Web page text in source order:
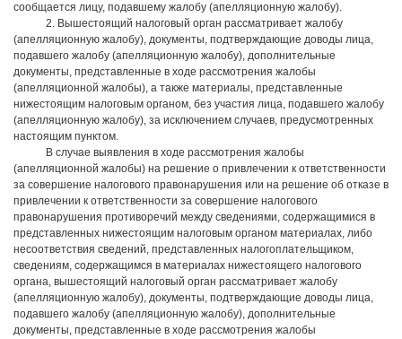
сообщается лицу, подавшему жалобу (апелляционную жалобу).
2. Вышестоящий налоговый орган рассматривает жалобу
(апелляционную жалобу), документы, подтверждающие доводы лица,
подавшего жалобу (апелляционную жалобу), дополнительные
документы, представленные в ходе рассмотрения жалобы
(апелляционной жалобы), а также материалы, представленные
нижестоящим налоговым органом, без участия лица, подавшего жалобу
(апелляционную жалобу), за исключением случаев, предусмотренных
настоящим пунктом.
В случае выявления в ходе рассмотрения жалобы
(апелляционной жалобы) на решение о привлечении к ответственности
за совершение налогового правонарушения или на решение об отказе в
привлечении к ответственности за совершение налогового
правонарушения противоречий между сведениями, содержащимися в
представленных нижестоящим налоговым органом материалах, либо
несоответствия сведений, представленных налогоплательщиком,
сведениям, содержащимся в материалах нижестоящего налогового
органа, вышестоящий налоговый орган рассматривает жалобу
(апелляционную жалобу), документы, подтверждающие доводы лица,
подавшего жалобу (апелляционную жалобу), дополнительные
документы, представленные в ходе рассмотрения жалобы